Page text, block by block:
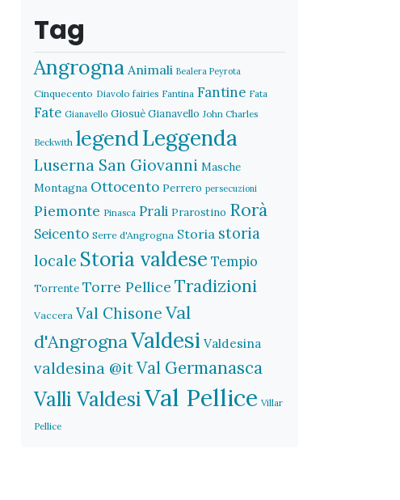
Tag
Angrogna Animali Bealera Peyrota
Cinquecento Diavolo fairies Fantina Fantine Fata
Fate Gianavello Giosuè Gianavello John Charles
Beckwith legendLeggenda
Luserna San Giovanni Masche
Montagna Ottocento Perrero persecuzioni
Piemonte Pinasca Prali Prarostino Rorà
Seicento Serre d'Angrogna Storia storia
locale Storia valdese Tempio
Torrente Torre Pellice Tradizioni
Vaccera Val Chisone Val
d'AngrognaValdesi Valdesina
valdesina @itVal Germanasca
Valli ValdesiVal Pellice Villar
Pellice